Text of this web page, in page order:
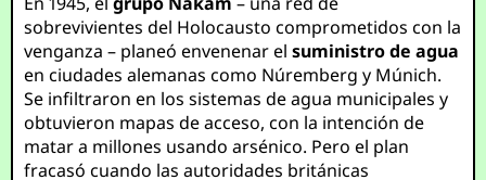
sobrevivientes del Holocausto comprometidos con la
venganza – planeó envenenar elsuministro de agua
en ciudades alemanas como Núremberg y Múnich.
Se infiltraron en los sistemas de agua municipales y
obtuvieron mapas de acceso, con la intención de
matar a millones usando arsénico. Pero el plan
fracasó cuando las autoridades británicas